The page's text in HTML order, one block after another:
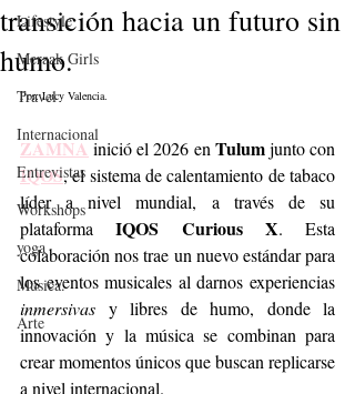
Lifestyle
Meraak Girls
Travel
Internacional
Entrevistas
Workshops
yoga
Música.
Arte
transición hacia un futuro sin
humo.
Por: Lucy Valencia.
ZAMNA inició el 2026 en Tulum
IQOS, el sistema de calentamiento de tabaco
líder a nivel mundial, a través de su
plataforma IQOS Curious X. Esta
colaboración nos trae un nuevo estándar para
inmersivas y libres de humo, donde la
innovación y la música se combinan para
crear momentos únicos que buscan replicarse
a nivel internacional.